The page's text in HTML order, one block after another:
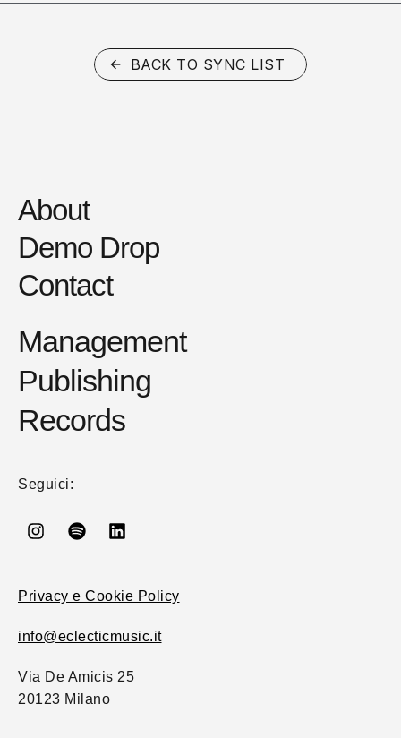
BACK TO SYNC LIST
About
Demo Drop
Contact
Management
Publishing
Records
Seguici:
Privacy e Cookie Policy
info@eclecticmusic.it
Via De Amicis 25
20123 Milano